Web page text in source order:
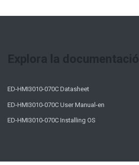
Explora la documentación
ED-HMI3010-070C Datasheet
ED-HMI3010-070C User Manual-en
ED-HMI3010-070C Installing OS